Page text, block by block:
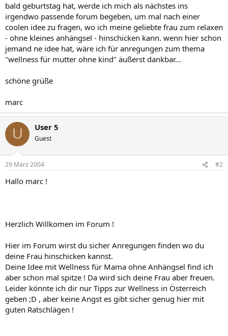
bald geburtstag hat, werde ich mich als nächstes ins
irgendwo passende forum begeben, um mal nach einer
coolen idee zu fragen, wo ich meine geliebte frau zum relaxen
- ohne kleines anhängsel - hinschicken kann. wenn hier schon
jemand ne idee hat, wäre ich für anregungen zum thema
"wellness für mutter ohne kind" äußerst dankbar...
schöne grüße
marc
U User 5
Guest
29 März 2004 #2
Hallo marc !
Herzlich Willkomen im Forum !
Hier im Forum wirst du sicher Anregungen finden wo du
deine Frau hinschicken kannst.
Deine Idee mit Wellness für Mama ohne Anhängsel find ich
aber schon mal spitze ! Da wird sich deine Frau aber freuen.
Leider könnte ich dir nur Tipps zur Wellness in Österreich
geben ;D , aber keine Angst es gibt sicher genug hier mit
guten Ratschlägen !